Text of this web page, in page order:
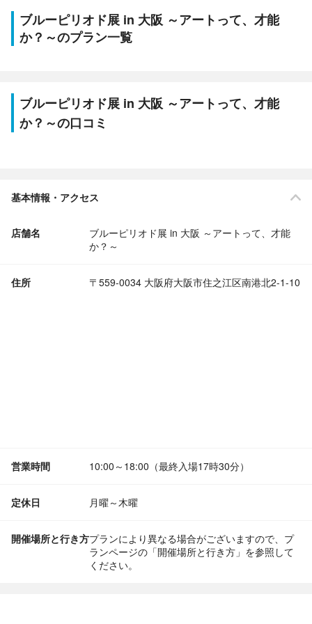
ブルーピリオド展 in 大阪 ～アートって、才能
か？～のプラン一覧
ブルーピリオド展 in 大阪 ～アートって、才能
か？～の口コミ
基本情報・アクセス
店舗名
ブルーピリオド展 in 大阪 ～アートって、才能
か？～
住所 〒559-0034 大阪府大阪市住之江区南港北2-1-10
営業時間 10:00～18:00（最終入場17時30分）
定休日 月曜～木曜
開催場所と行き方プランにより異なる場合がございますので、プ
ランページの「開催場所と行き方」を参照して
ください。